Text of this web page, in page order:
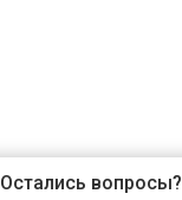
Остались вопросы?